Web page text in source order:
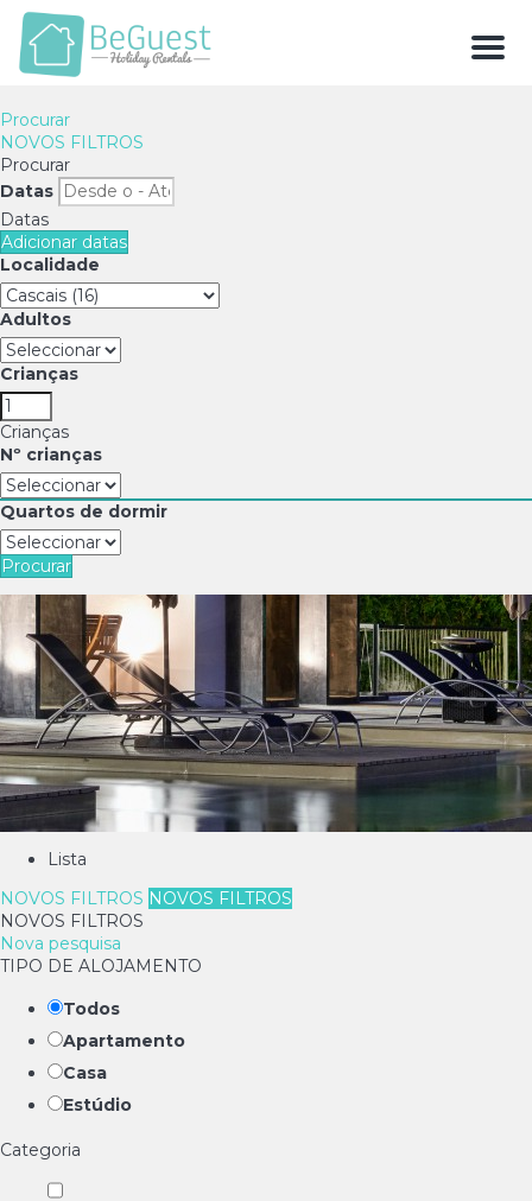
Procurar
NOVOS FILTROS
Procurar
Datas
Datas
Adicionar datas
Localidade
Adultos
Crianças
Crianças
Nº crianças
Quartos de dormir
Procurar
Lista
NOVOS FILTROS NOVOS FILTROS
NOVOS FILTROS
Nova pesquisa
TIPO DE ALOJAMENTO
Todos
Apartamento
Casa
Estúdio
Categoria